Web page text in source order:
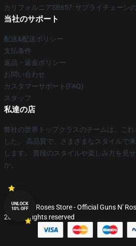
カリフォルニアSB657: サプライチェーン
当社のサポート
配送&配送ポリシー
支払条件
返品・返金ポリシー
お問い合わせ
カスタマーサポート(FAQ)
スタッフ
私達の店
弊社の世界トップクラスのチームは、こ
した。 高品質で、さまざまなスタイルで
します。 普段のスタイルや楽しみ方を見
か。
© Guns N' Roses Store - Official Guns N'
2026 all rights reserved
UNLOCK
10% OFF